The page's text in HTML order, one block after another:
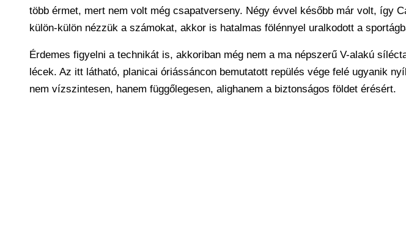
több érmet, mert nem volt még csapatverseny. Négy évvel később már volt, így
külön-külön nézzük a számokat, akkor is hatalmas fölénnyel uralkodott a
Érdemes figyelni a technikát is, akkoriban még nem a ma népszerű V-alakú
lécek. Az itt látható, planicai óriássáncon bemutatott repülés vége felé ugyanik
nem vízszintesen, hanem függőlegesen, alighanem a biztonságos földet érésért.